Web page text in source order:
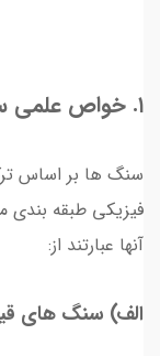
۱. خواص علمی سنگ های قیمتی
سنگ ها بر اساس
فیزیکی طبقه
آنها عبارتند از:
الف) سنگ های